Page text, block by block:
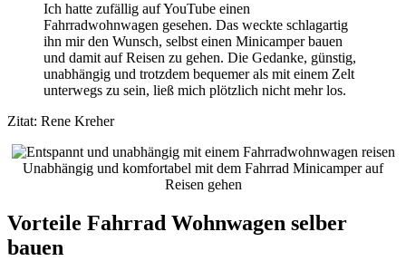
Ich hatte zufällig auf YouTube einen
Fahrradwohnwagen gesehen. Das weckte schlagartig
ihn mir den Wunsch, selbst einen Minicamper bauen
und damit auf Reisen zu gehen. Die Gedanke, günstig,
unabhängig und trotzdem bequemer als mit einem Zelt
unterwegs zu sein, ließ mich plötzlich nicht mehr los.
Zitat: Rene Kreher
Unabhängig und komfortabel mit dem Fahrrad Minicamper auf
Reisen gehen
Vorteile Fahrrad Wohnwagen selber
bauen